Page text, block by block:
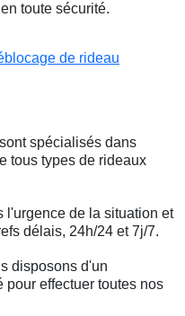
toute sécurité.
de rideau
spécialisés dans
tous types de rideaux
l'urgence de la situation et
délais, 24h/24 et 7j/7.
disposons d'un
effectuer toutes nos